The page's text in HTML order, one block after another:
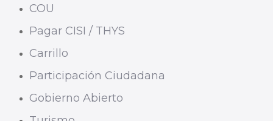
COU
Pagar CISI / THYS
Carrillo
Participación Ciudadana
Gobierno Abierto